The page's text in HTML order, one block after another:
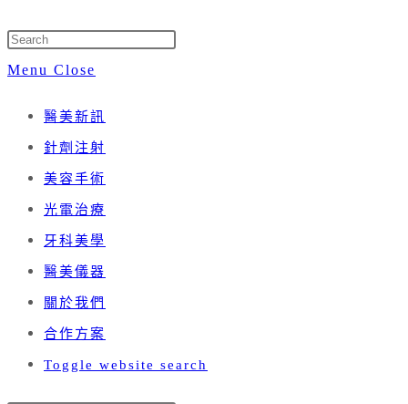
Menu Close
醫美新訊
針劑注射
美容手術
光電治療
牙科美學
醫美儀器
關於我們
合作方案
Toggle website search